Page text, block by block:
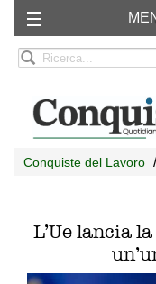
Conquiste del Lavoro
L’Ue lancia